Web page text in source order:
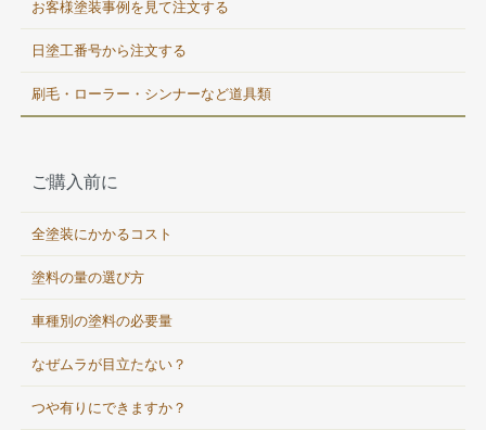
お客様塗装事例を見て注文する
日塗工番号から注文する
刷毛・ローラー・シンナーなど道具類
ご購入前に
全塗装にかかるコスト
塗料の量の選び方
車種別の塗料の必要量
なぜムラが目立たない？
つや有りにできますか？